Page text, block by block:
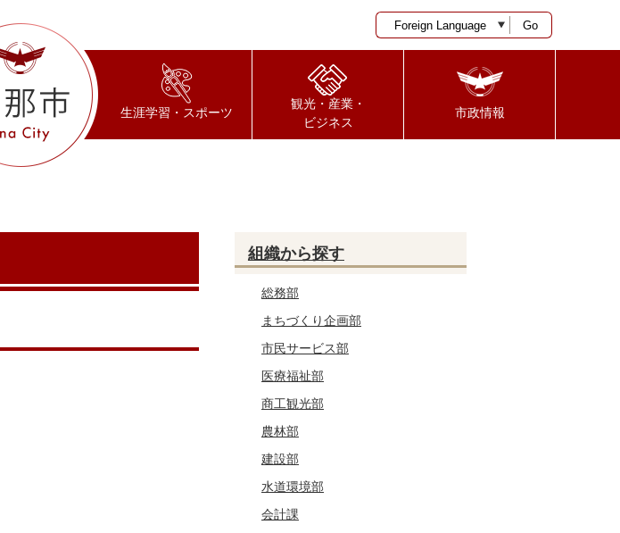
Go
生涯学習・スポーツ
観光・産業・
ビジネス
市政情報
組織から探す
総務部
まちづくり企画部
市民サービス部
医療福祉部
商工観光部
農林部
建設部
水道環境部
会計課